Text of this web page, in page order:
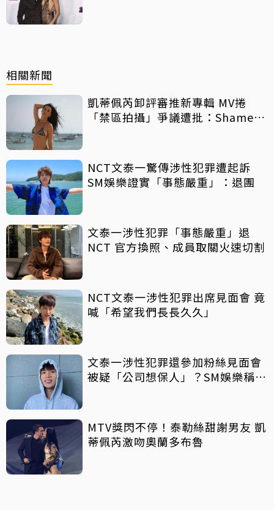
相關新聞
凱蒂佩芮卸評審推新專輯 MV捲
「禁區拍攝」爭議遭批：Shame
NCT文泰一驚傳涉性犯罪遭起訴
SM娛樂證實「事態嚴重」：退團
文泰一涉性犯罪「事態嚴重」退
NCT 官方換照、成員取關火速切割
NCT文泰一涉性犯罪出席見面會 竟
喊「希望我們長長久久」
文泰一涉性犯罪還參加粉絲見面會
被疑「公司想保人」？SM娛樂稱8
MTV獎閃不停！泰勒絲甜謝男友 凱
蒂佩芮激吻奧蘭多布魯